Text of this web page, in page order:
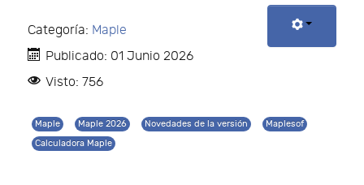
Categoría: Maple
Publicado: 01 Junio 2026
Visto: 756
Maple Maple 2026 Novedades de la versión
Maplesof
Calculadora Maple